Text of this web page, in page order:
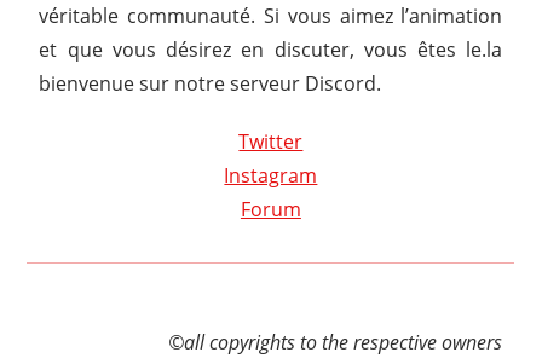
véritable communauté. Si vous aimez l’animation
et que vous désirez en discuter, vous êtes le.la
bienvenue sur notre serveur Discord.
Twitter
Instagram
Forum
©all copyrights to the respective owners